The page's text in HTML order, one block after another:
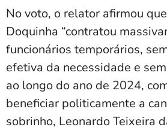
No voto, o relator afirmou
Doquinha “contratou
funcionários temporários,
efetiva da necessidade e
ao longo do ano de 2024,
beneficiar politicamente a
sobrinho, Leonardo Teixeira